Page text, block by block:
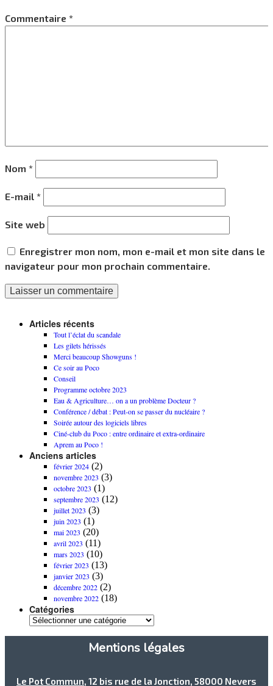
Commentaire *
Nom *
E-mail *
Site web
Enregistrer mon nom, mon e-mail et mon site dans le
navigateur pour mon prochain commentaire.
Articles récents
Tout l’éclat du scandale
Les gilets hérissés
Merci beaucoup Showguns !
Ce soir au Poco
Conseil
Programme octobre 2023
Eau & Agriculture… on a un problème Docteur ?
Conférence / débat : Peut-on se passer du nucléaire ?
Soirée autour des logiciels libres
Ciné-club du Poco : entre ordinaire et extra-ordinaire
Aprem au Poco !
Anciens articles
février 2024 (2)
novembre 2023 (3)
octobre 2023 (1)
septembre 2023 (12)
juillet 2023 (3)
juin 2023 (1)
mai 2023 (20)
avril 2023 (11)
mars 2023 (10)
février 2023 (13)
janvier 2023 (3)
décembre 2022 (2)
novembre 2022 (18)
Catégories
Mentions légales
Le Pot Commun, 12 bis rue de la Jonction, 58000 Nevers